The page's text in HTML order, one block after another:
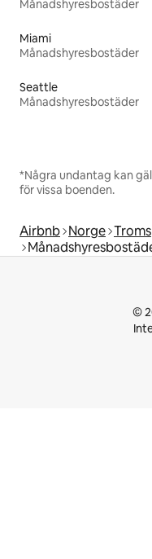
Månadshyresbostäder
Miami
Månadshyresbostäder
Seattle
Månadshyresbostäder
*Några undantag kan
för vissa boenden.
Airbnb Norge Troms
©